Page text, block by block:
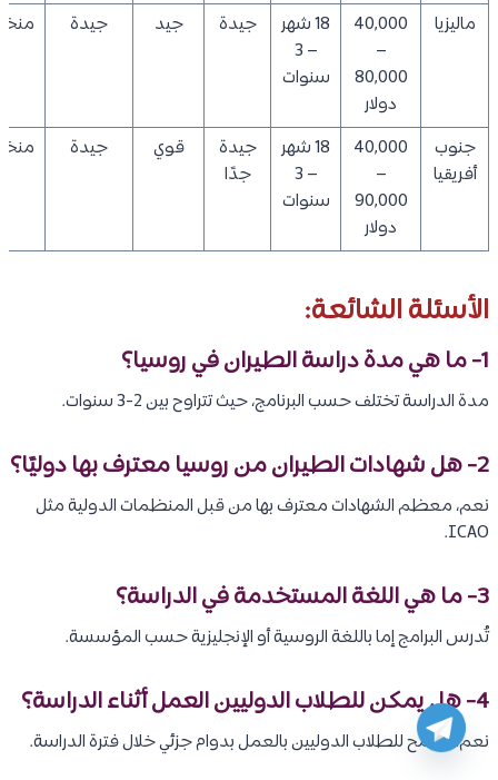
ماليزيا
40,000
–
80,000
دولار
18 شهر
– 3
سنوات
جيدة جيد جيدة
جنوب
أفريقيا
40,000
–
90,000
دولار
18 شهر
– 3
سنوات
جيدة
جدًا
قوي جيدة
الأسئلة الشائعة:
1- ما هي مدة دراسة الطيران في روسيا؟
مدة الدراسة تختلف حسب البرنامج، حيث تتراوح بين 2-3 سنوات.
2- هل شهادات الطيران من روسيا معترف بها دوليًا؟
نعم، معظم الشهادات معترف بها من قبل المنظمات الدولية مثل
ICAO.
3- ما هي اللغة المستخدمة في الدراسة؟
تُدرس البرامج إما باللغة الروسية أو الإنجليزية حسب المؤسسة.
4- هل يمكن للطلاب الدوليين العمل أثناء الدراسة؟
نعم، يُسمح للطلاب الدوليين بالعمل بدوام جزئي خلال فترة الدراسة.